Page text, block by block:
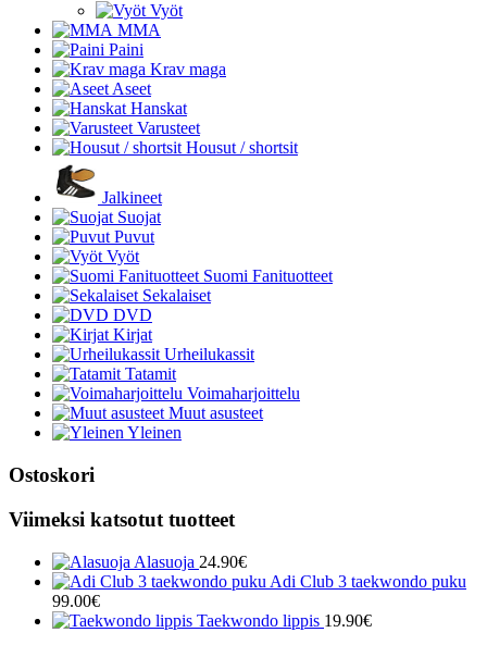
Vyöt
MMA
Paini
Krav maga
Aseet
Hanskat
Varusteet
Housut / shortsit
Jalkineet
Suojat
Puvut
Vyöt
Suomi Fanituotteet
Sekalaiset
DVD
Kirjat
Urheilukassit
Tatamit
Voimaharjoittelu
Muut asusteet
Yleinen
Ostoskori
Viimeksi katsotut tuotteet
Alasuoja 24.90€
Adi Club 3 taekwondo puku
99.00€
Taekwondo lippis 19.90€